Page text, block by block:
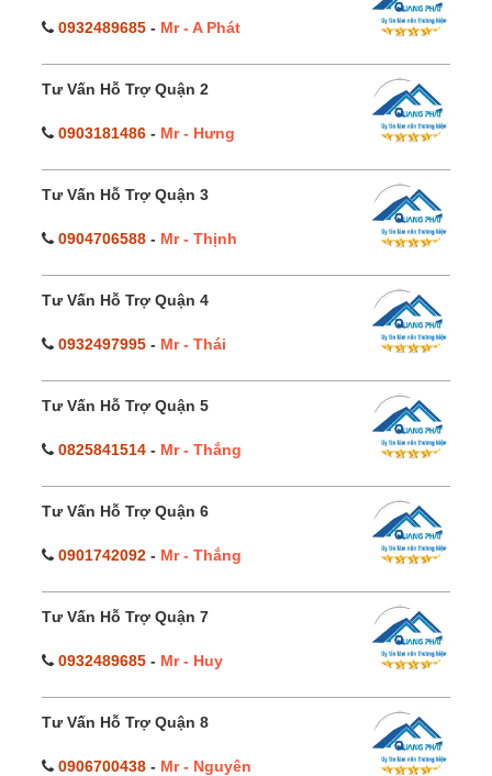
0932489685 - Mr - A Phát
Tư Vấn Hỗ Trợ Quận 2
0903181486 - Mr - Hưng
Tư Vấn Hỗ Trợ Quận 3
0904706588 - Mr - Thịnh
Tư Vấn Hỗ Trợ Quận 4
0932497995 - Mr - Thái
Tư Vấn Hỗ Trợ Quận 5
0825841514 - Mr - Thắng
Tư Vấn Hỗ Trợ Quận 6
0901742092 - Mr - Thắng
Tư Vấn Hỗ Trợ Quận 7
0932489685 - Mr - Huy
Tư Vấn Hỗ Trợ Quận 8
0906700438 - Mr - Nguyên